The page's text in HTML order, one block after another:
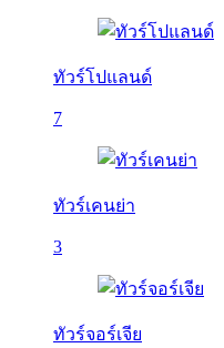
ทัวร์โปแลนด์
7
ทัวร์เคนย่า
3
ทัวร์จอร์เจีย